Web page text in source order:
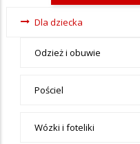
Ogłoszenia
menu-Dla
Dla dziecka
Odzież i obuwie
Pościel
Wózki i foteliki